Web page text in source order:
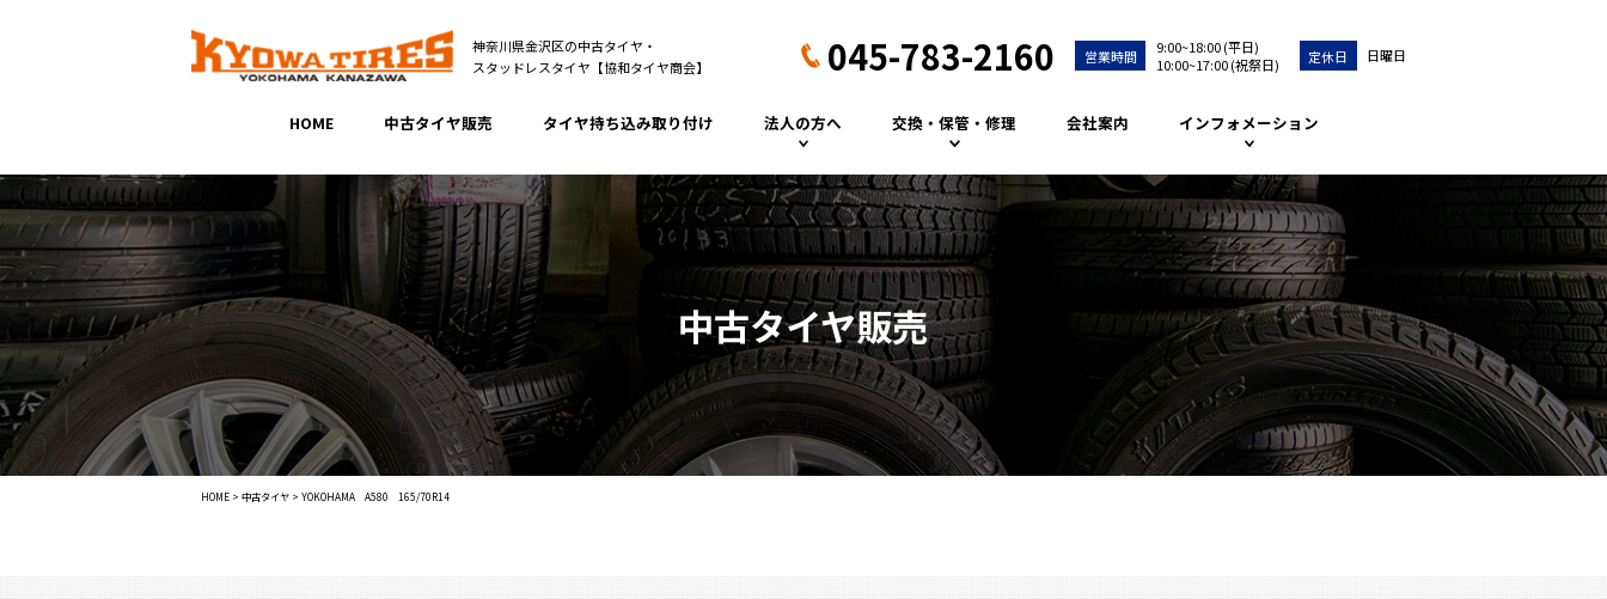
神奈川県金沢区の中古タイヤ・
スタッドレスタイヤ【協和タイヤ商会】
045-783-2160 営業時間
9:00~18:00 (平日)
10:00~17:00 (祝祭日)
定休日 日曜日
HOME 中古タイヤ販売 タイヤ持ち込み取り付け 法人の方へ
トラックタイヤ
フォークリフトタイ
交換・保管・修理
タイヤ交換（スタッドレ
ス）
タイヤ保管
パンク修理
会社案内 インフォメーション
協和タイヤの特徴
タイヤの種類と選び
方
タイヤメンテナンス
お知らせ
よくある質問
お問い合せ
中古タイヤ販売
HOME > 中古タイヤ > YOKOHAMA A580 165/70R14